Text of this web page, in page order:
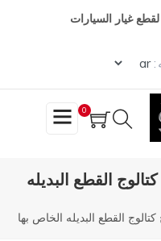
غيار السيارات
:
Select your
0
القطع البديله
القطع البديله الخاص بها